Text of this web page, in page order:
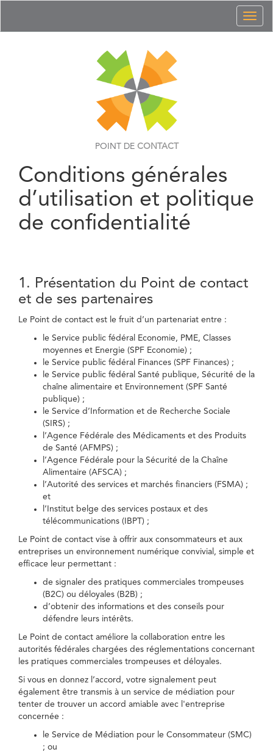
POINT DE CONTACT
Conditions générales
d’utilisation et politique
de confidentialité
1. Présentation du Point de contact
et de ses partenaires
Le Point de contact est le fruit d’un partenariat entre :
le Service public fédéral Economie, PME, Classes
moyennes et Energie (SPF Economie) ;
le Service public fédéral Finances (SPF Finances) ;
le Service public fédéral Santé publique, Sécurité de la
chaîne alimentaire et Environnement (SPF Santé
publique) ;
le Service d’Information et de Recherche Sociale
(SIRS) ;
l’Agence Fédérale des Médicaments et des Produits
de Santé (AFMPS) ;
l’Agence Fédérale pour la Sécurité de la Chaîne
Alimentaire (AFSCA) ;
l’Autorité des services et marchés financiers (FSMA) ;
et
l’Institut belge des services postaux et des
télécommunications (IBPT) ;
Le Point de contact vise à offrir aux consommateurs et aux
entreprises un environnement numérique convivial, simple et
efficace leur permettant :
de signaler des pratiques commerciales trompeuses
(B2C) ou déloyales (B2B) ;
d’obtenir des informations et des conseils pour
défendre leurs intérêts.
Le Point de contact améliore la collaboration entre les
autorités fédérales chargées des réglementations concernant
les pratiques commerciales trompeuses et déloyales.
Si vous en donnez l’accord, votre signalement peut
également être transmis à un service de médiation pour
tenter de trouver un accord amiable avec l'entreprise
concernée :
le Service de Médiation pour le Consommateur (SMC)
; ou